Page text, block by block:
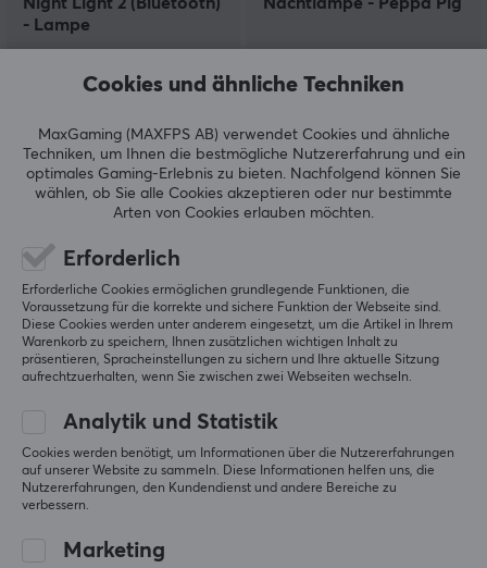
- Lampe
11.90 €
(0)
8.90 € (12.90 €)
Meross
(0)
36.90 €
Xiaomi
wiederaufladbare
Lampe
(0)
Cookies und ähnliche Techniken
MaxGaming (MAXFPS AB) verwendet Cookies und ähnliche
Techniken, um Ihnen die bestmögliche Nutzererfahrung und ein
optimales Gaming-Erlebnis zu bieten.
Nachfolgend können Sie
wählen, ob Sie alle Cookies akzeptieren oder nur bestimmte
Arten von Cookies erlauben möchten.
Erforderlich
Erforderliche Cookies ermöglichen grundlegende Funktionen, die
Voraussetzung für die korrekte und sichere Funktion der Webseite sind.
Diese Cookies werden unter anderem eingesetzt, um die Artikel in Ihrem
Warenkorb zu speichern, Ihnen zusätzlichen wichtigen Inhalt zu
präsentieren, Spracheinstellungen zu sichern und Ihre aktuelle Sitzung
aufrechtzuerhalten, wenn Sie zwischen zwei Webseiten wechseln.
Analytik und Statistik
Cookies werden benötigt, um Informationen über die Nutzererfahrungen
auf unserer Website zu sammeln. Diese Informationen helfen uns, die
Nutzererfahrungen, den Kundendienst und andere Bereiche zu
verbessern.
Marketing